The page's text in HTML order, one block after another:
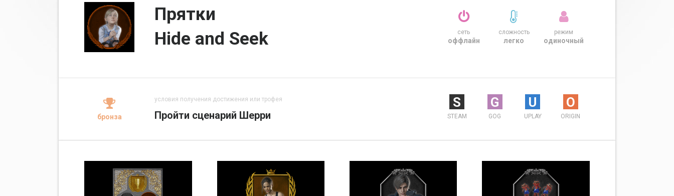
Прятки
Hide and Seek
сеть
оффлайн
сложность
легко
режим
одиночный
бронза
условия получения достижения или трофея
Пройти сценарий Шерри
S
STEAM
G
GOG
U
UPLAY
O
ORIGIN